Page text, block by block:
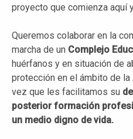
proyecto que comienza aquí
Queremos colaborar en la
marcha de un Complejo
huérfanos y en situación de
protección en el ámbito de la
vez que les facilitamos su
posterior formación
un medio digno de vida.